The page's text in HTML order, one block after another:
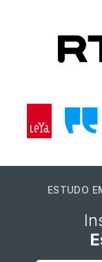
ESTUDO